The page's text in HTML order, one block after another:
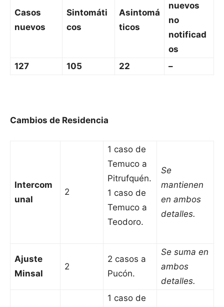
Casos
nuevos
Sintomáti
cos
Asintomá
ticos
nuevos
no
notificad
os
127
105 22 –
Cambios de Residencia
Intercom
unal
2
1 caso de
Temuco a
Pitrufquén.
1 caso de
Temuco a
Teodoro.
Se
mantienen
en ambos
detalles.
Ajuste
Minsal
2
2 casos a
Pucón.
Se suma en
ambos
detalles.
1 caso de